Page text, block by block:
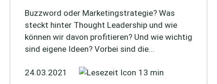
Buzzword oder Marketingstrategie? Was
steckt hinter Thought Leadership und wie
können wir davon profitieren? Und wie wichtig
sind eigene Ideen? Vorbei sind die...
24.03.2021 13 min